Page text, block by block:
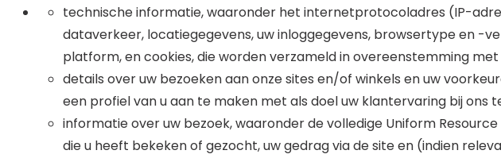
technische informatie, waaronder het internetprotocoladres (IP-
dataverkeer, locatiegegevens, uw inloggegevens, browsertype en -
platform, en cookies, die worden verzameld in overeenstemming
details over uw bezoeken aan onze sites en/of winkels en uw
een profiel van u aan te maken met als doel uw klantervaring bij ons
informatie over uw bezoek, waaronder de volledige Uniform
die u heeft bekeken of gezocht, uw gedrag via de site en (indien